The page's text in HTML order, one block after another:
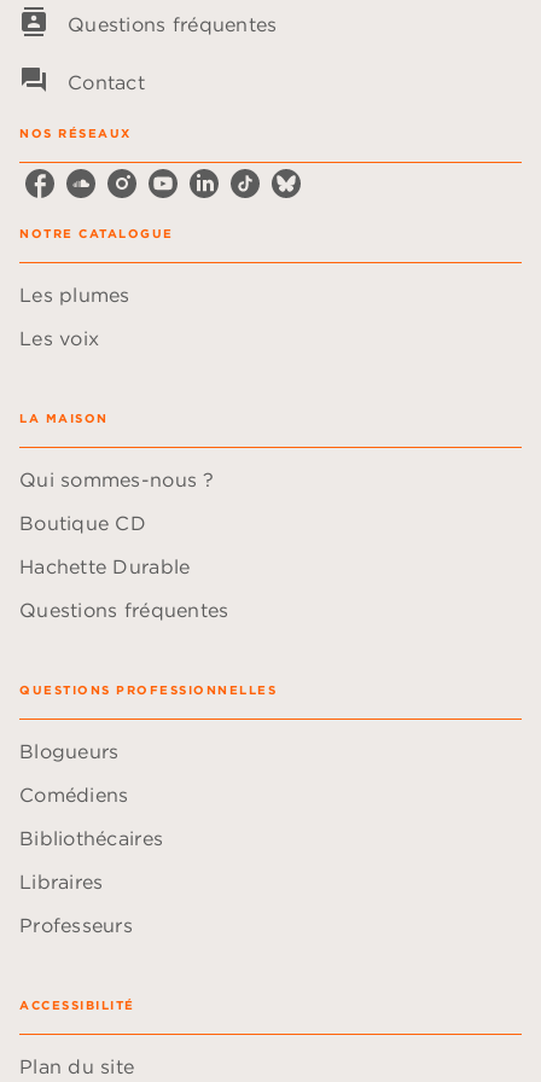
contacts Questions fréquentes
question_answer Contact
NOS RÉSEAUX
NOTRE CATALOGUE
Les plumes
Les voix
LA MAISON
Qui sommes-nous ?
Boutique CD
Hachette Durable
Questions fréquentes
QUESTIONS PROFESSIONNELLES
Blogueurs
Comédiens
Bibliothécaires
Libraires
Professeurs
ACCESSIBILITÉ
Plan du site